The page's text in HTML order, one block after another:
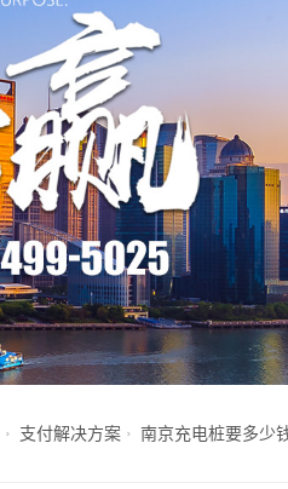
支付解决方案 南京充电桩要多少